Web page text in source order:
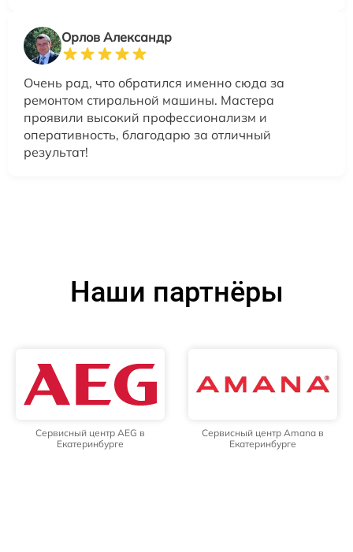
Орлов Александр
Очень рад, что обратился именно сюда за
ремонтом стиральной машины. Мастера
проявили высокий профессионализм и
оперативность, благодарю за отличный
результат!
Наши партнёры
Сервисный центр AEG в
Екатеринбурге
Сервисный центр Amana в
Екатеринбурге